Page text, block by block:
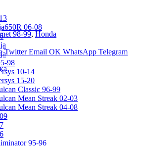
06-08
98
10-14
15-20
Classic 96-99
Mean Streak 02-03
Mean Streak 04-08
95-96
98-99, Honda
Twitter Email OK WhatsApp Telegram